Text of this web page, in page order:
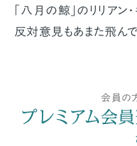
「八月の鯨」のリリアン
反対意見もあまた飛ん
会員の
プレミアム会